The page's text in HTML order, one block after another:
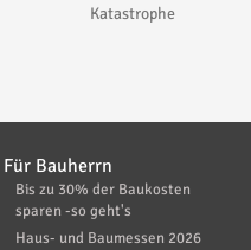
Katastrophe
Für Bauherrn
Bis zu 30% der Baukosten
sparen -so geht's
Haus- und Baumessen 2026